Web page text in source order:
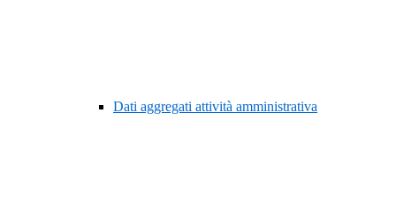
Dati aggregati attività amministrativa